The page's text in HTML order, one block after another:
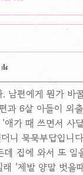
남편에게 뭔가 바
과 6살 아들이 외
가 때 쓰면서 사
니 묵묵부답입니
데 집에 와서 또
래 '제발 양말 벗을